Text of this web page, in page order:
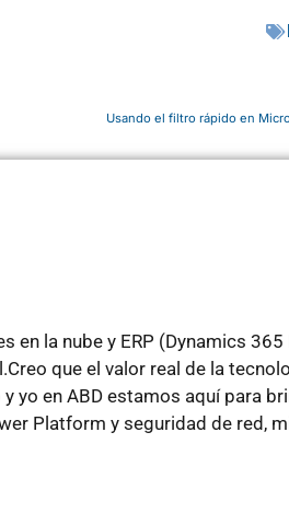
Usando el filtro rápido en
en la nube y ERP (Dynamics 365
que el valor real de la
yo en ABD estamos aquí para
Platform y seguridad de red,